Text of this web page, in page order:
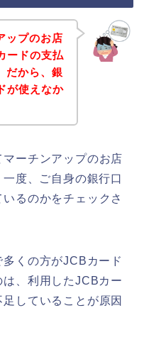
ップのお店
ードの支払
だから、銀
が使えなか
ーチンアップのお店
度、ご自身の銀行口
るのかをチェックさ
くの方がJCBカード
、利用したJCBカー
していることが原因